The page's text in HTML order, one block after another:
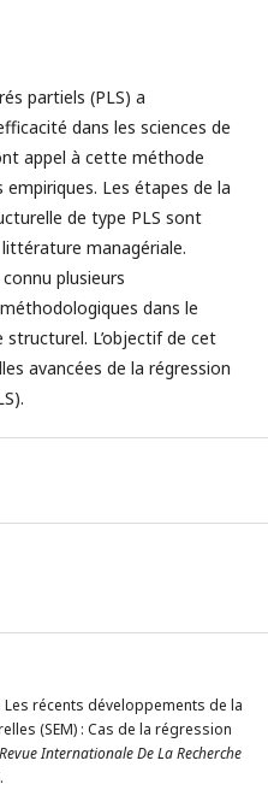
partiels (PLS) a
dans les sciences de
appel à cette méthode
Les étapes de la
de type PLS sont
managériale.
plusieurs
dans le
L’objectif de cet
avancées de la régression
Les récents développements de la
(SEM) : Cas de la régression
Revue Internationale De La Recherche